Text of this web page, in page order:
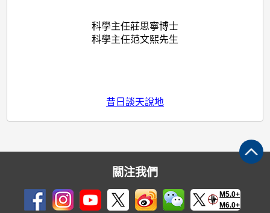
科學主任莊思寧博士
科學主任范文熙先生
昔日談天說地
關注我們
M5.0+
M6.0+